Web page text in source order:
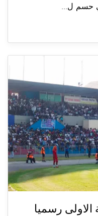
حسم ل...
رسميا